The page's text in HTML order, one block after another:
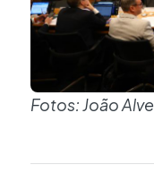
Fotos: João